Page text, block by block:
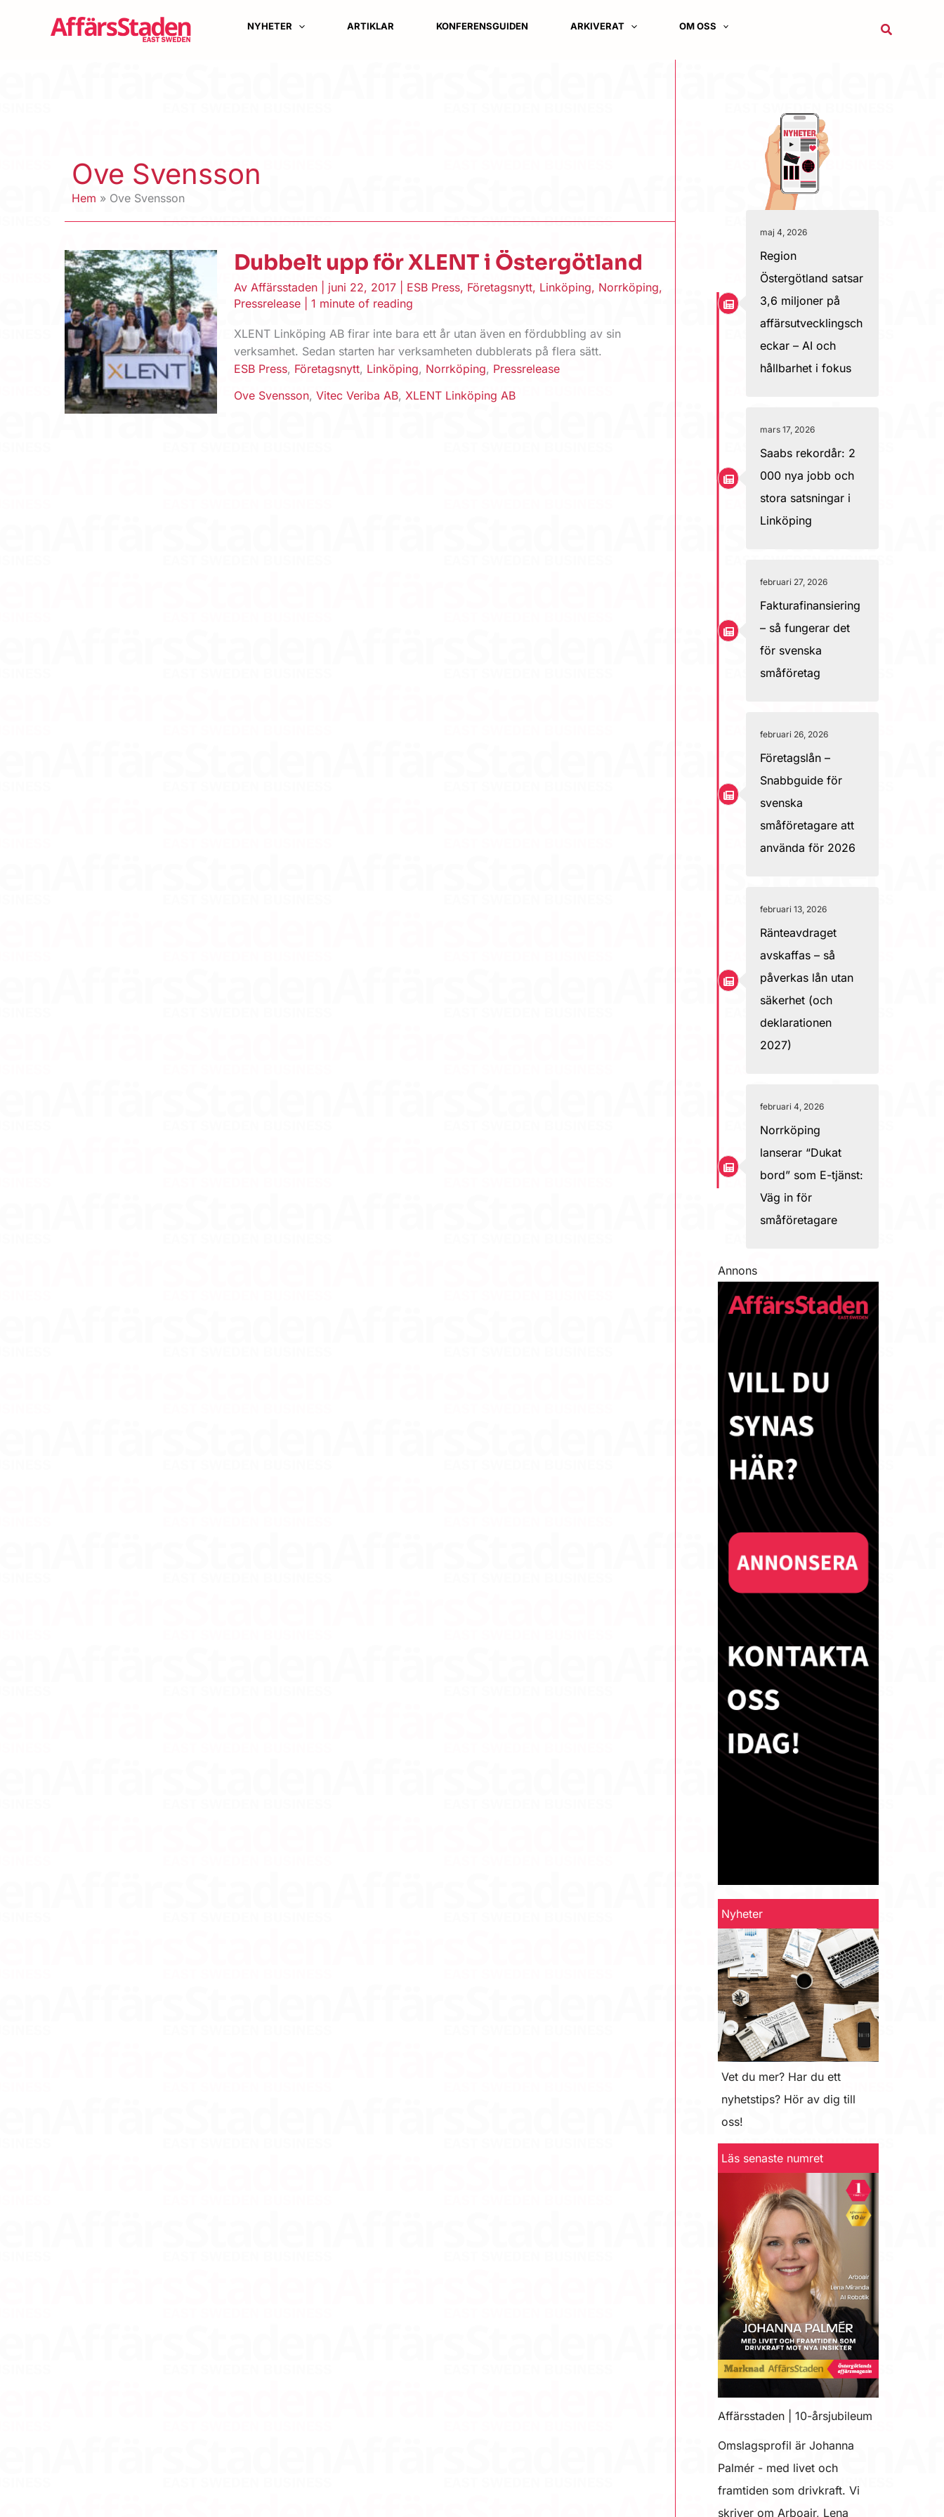
NYHETER ARTIKLAR KONFERENSGUIDEN ARKIVERAT OM OSS Sök
Ove Svensson
Hem Ove Svensson
Dubbelt upp för XLENT i Östergötland
AvAffärsstaden juni 22, 2017 ESB Press, Företagsnytt, Linköping, Norrköping,
Pressrelease |1 minute of reading
XLENT Linköping AB firar inte bara ett år utan även en fördubbling av sin
verksamhet. Sedan starten har verksamheten dubblerats på flera sätt.
ESB Press, Företagsnytt, Linköping, Norrköping, Pressrelease
Ove Svensson,Vitec Veriba AB, XLENT Linköping AB
maj 4, 2026
Region
Östergötland satsar
3,6 miljoner på
affärsutvecklingsch
eckar – AI och
hållbarhet i fokus
mars 17, 2026
Saabs rekordår: 2
000 nya jobb och
stora satsningar i
Linköping
februari 27, 2026
Fakturafinansiering
– så fungerar det
för svenska
småföretag
februari 26, 2026
Företagslån –
Snabbguide för
svenska
småföretagare att
använda för 2026
februari 13, 2026
Ränteavdraget
avskaffas – så
påverkas lån utan
säkerhet (och
deklarationen
2027)
februari 4, 2026
Norrköping
lanserar “Dukat
bord” som E-tjänst:
Väg in för
småföretagare
Annons
Nyheter
Vet du mer? Har du ett
nyhetstips? Hör av dig till
oss!
Läs senaste numret
Affärsstaden | 10-årsjubileum
Omslagsprofil är Johanna
Palmér - med livet och
framtiden som drivkraft. Vi
skriver om Arboair, Lena